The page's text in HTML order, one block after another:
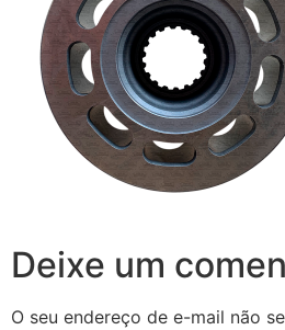
Deixe um
O seu endereço de e-mail não